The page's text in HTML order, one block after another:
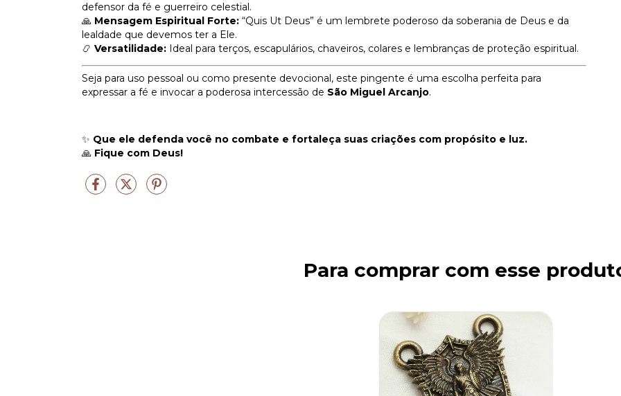
defensor da fé e guerreiro celestial.
🙏 Mensagem Espiritual Forte: “Quis Ut Deus” é um lembrete poderoso da soberania de Deus e da
lealdade que devemos ter a Ele.
📿 Versatilidade: Ideal para terços, escapulários, chaveiros, colares e lembranças de proteção espiritual.
Seja para uso pessoal ou como presente devocional, este pingente é uma escolha perfeita para
expressar a fé e invocar a poderosa intercessão de São Miguel Arcanjo.
✨ Que ele defenda você no combate e fortaleça suas criações com propósito e luz.
🙏 Fique com Deus!
Para comprar com esse